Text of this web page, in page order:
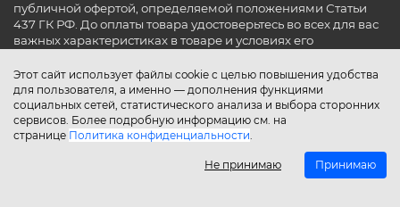
Этот сайт использует файлы cookie с целью повышения удобства
для пользователя, а именно — дополнения функциями
социальных сетей, статистического анализа и выбора сторонних
сервисов. Более подробную информацию см. на
странице Политика конфиденциальности.
Не принимаю Принимаю
публичной офертой, определяемой положениями Статьи
437 ГК РФ. До оплаты товара удостоверьтесь во всех для вас
важных характеристиках в товаре и условиях его